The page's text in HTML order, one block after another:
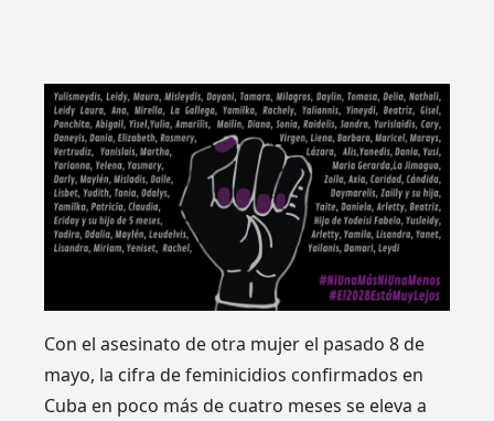
Con el asesinato de otra mujer el pasado 8 de
mayo, la cifra de feminicidios confirmados en
Cuba en poco más de cuatro meses se eleva a